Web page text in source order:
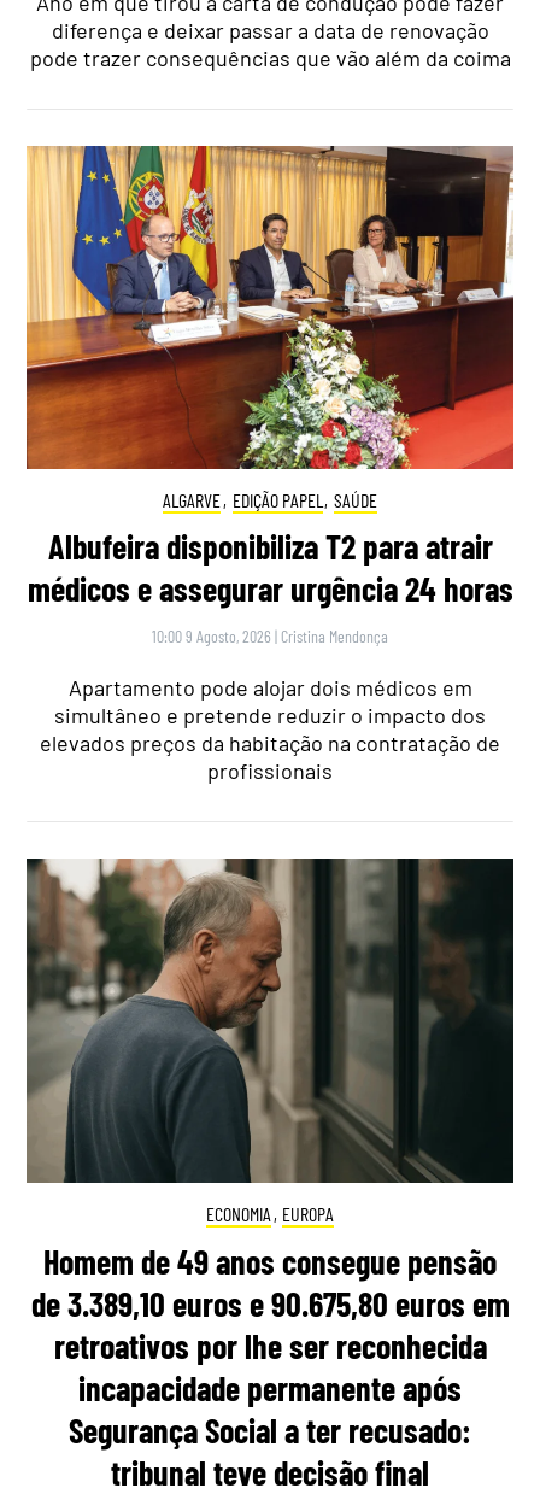
diferença e deixar passar a data de renovação
pode trazer consequências que vão além da coima
ALGARVE, EDIÇÃO PAPEL , SAÚDE
Albufeira disponibiliza T2 para atrair
médicos e assegurar urgência 24 horas
10:00 9 Agosto, 2026 | Cristina Mendonça
Apartamento pode alojar dois médicos em
simultâneo e pretende reduzir o impacto dos
elevados preços da habitação na contratação de
profissionais
ECONOMIA , EUROPA
Homem de 49 anos consegue pensão
de 3.389,10 euros e 90.675,80 euros em
retroativos por lhe ser reconhecida
incapacidade permanente após
Segurança Social a ter recusado:
tribunal teve decisão final